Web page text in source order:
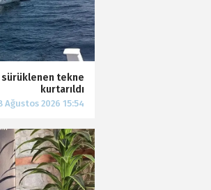
tekne
kurtarıldı